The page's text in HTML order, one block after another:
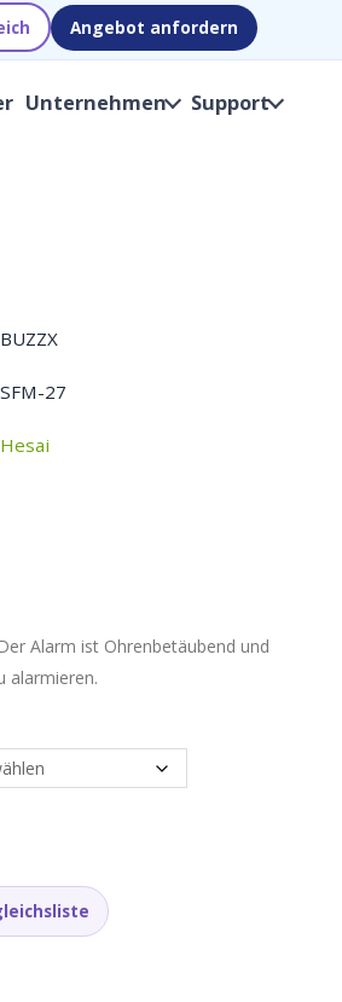
Angebot anfordern
Unternehmen Support
BUZZX
SFM-27
Hesai
Alarm ist Ohrenbetäubend und
alarmieren.